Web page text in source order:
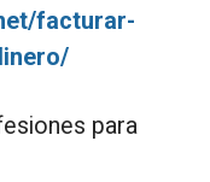
facturar-
para